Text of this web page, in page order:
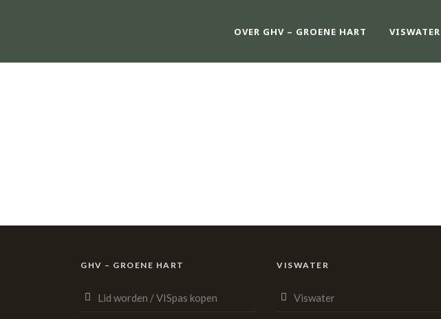
OVER GHV – GROENE HART VISWATER
GHV – GROENE HART
Lid worden / VISpas kopen
VISWATER
Viswater